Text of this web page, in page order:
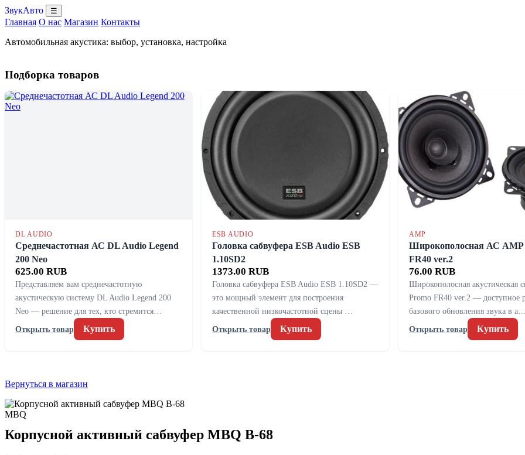
ЗвукАвто ☰
Главная О нас Магазин Контакты
Автомобильная акустика: выбор, установка, настройка
Подборка товаров
DL AUDIO
Среднечастотная АС DL Audio Legend
200 Neo
625.00 RUB
Представляем вам среднечастотную
акустическую систему DL Audio Legend 200
Neo — решение для тех, кто стремится…
Открыть товар
Купить
ESB AUDIO
Головка сабвуфера ESB Audio ESB
1.10SD2
1373.00 RUB
Головка сабвуфера ESB Audio ESB 1.10SD2 —
это мощный элемент для построения
качественной низкочастотной сцены …
Открыть товар
Купить
AMP
Широкополосная АС AMP
FR40 ver.2
76.00 RUB
Широкополосная акустическая
Promo FR40 ver.2 — доступное
базового обновления звука в а…
Открыть товар
Купить
Вернуться в магазин
MBQ
Корпусной активный сабвуфер MBQ B-68